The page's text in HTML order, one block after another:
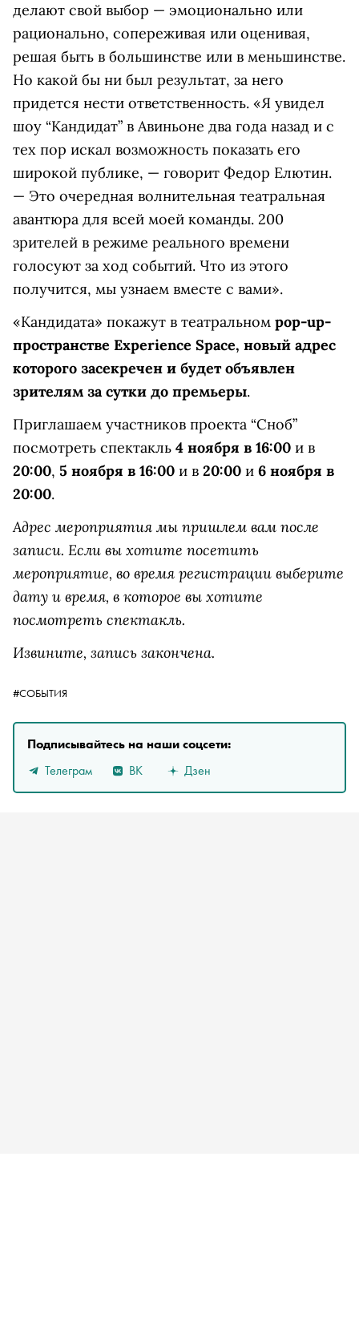
делают свой выбор — эмоционально или
рационально, сопереживая или оценивая,
решая быть в большинстве или в меньшинстве.
Но какой бы ни был результат, за него
придется нести ответственность. «Я увидел
шоу “Кандидат” в Авиньоне два года назад и с
тех пор искал возможность показать его
широкой публике, — говорит Федор Елютин.
— Это очередная волнительная театральная
авантюра для всей моей команды. 200
зрителей в режиме реального времени
голосуют за ход событий. Что из этого
получится, мы узнаем вместе с вами».
«Кандидата» покажут в театральном pop-up-
пространстве Experience Space, новый адрес
которого засекречен и будет объявлен
зрителям за сутки до премьеры.
Приглашаем участников проекта “Сноб”
посмотреть спектакль 4 ноября в 16:00 и в
20:00, 5 ноября в 16:00 и в 20:00 и 6 ноября в
20:00.
Адрес мероприятия мы пришлем вам после
записи. Если вы хотите посетить
мероприятие, во время регистрации выберите
дату и время, в которое вы хотите
посмотреть спектакль.
Извините, запись закончена.
#СОБЫТИЯ
Подписывайтесь на наши соцсети:
Телеграм
ВК Дзен